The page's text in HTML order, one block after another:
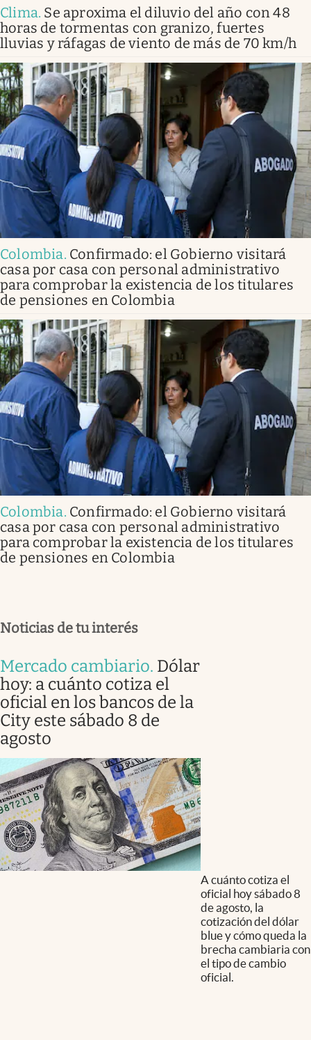
Clima. Se aproxima el diluvio del año con 48
horas de tormentas con granizo, fuertes
lluvias y ráfagas de viento de más de 70 km/h
Colombia. Confirmado: el Gobierno visitará
casa por casa con personal administrativo
para comprobar la existencia de los titulares
de pensiones en Colombia
Colombia. Confirmado: el Gobierno visitará
casa por casa con personal administrativo
para comprobar la existencia de los titulares
de pensiones en Colombia
Noticias de tu interés
Mercado cambiario. Dólar
hoy: a cuánto cotiza el
oficial en los bancos de la
City este sábado 8 de
agosto
A cuánto cotiza el
oficial hoy sábado 8
de agosto, la
cotización del dólar
blue y cómo queda la
brecha cambiaria con
el tipo de cambio
oficial.